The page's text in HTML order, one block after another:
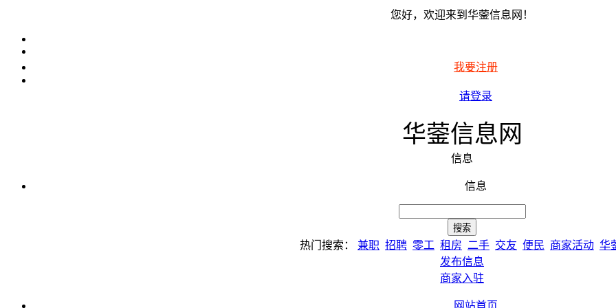
您好，欢迎来到华蓥信息网！
我要注册
请登录
华蓥信息网
信息
信息
热门搜索： 兼职 招聘 零工 租房 二手 交友 便民 商家活动 华
发布信息
商家入驻
网站首页